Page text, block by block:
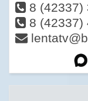
8 (42337)
8 (42337)